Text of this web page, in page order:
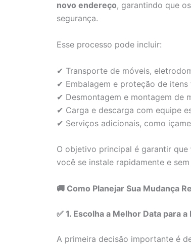
novo endereço, garantindo que
segurança.
Esse processo pode incluir:
✔ Transporte de móveis,
✔ Embalagem e proteção de itens
✔ Desmontagem e montagem de
✔ Carga e descarga com equipe
✔ Serviços adicionais, como
O objetivo principal é garantir que
você se instale rapidamente e
🚚 Como Planejar Sua Mudança
✅ 1. Escolha a Melhor Data para
A primeira decisão importante é